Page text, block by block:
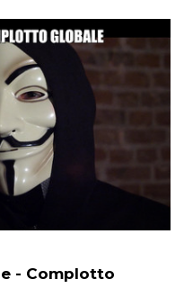
- Complotto